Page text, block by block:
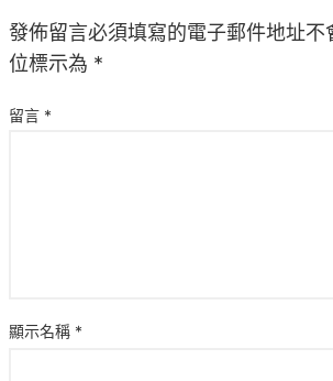
發佈留言必須填寫的電子郵件地址不
位標示為 *
留言 *
顯示名稱 *